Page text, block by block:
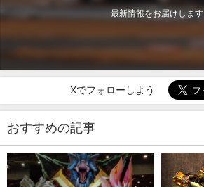
最新情報をお届けします
Xでフォローしよう
おすすめの記事